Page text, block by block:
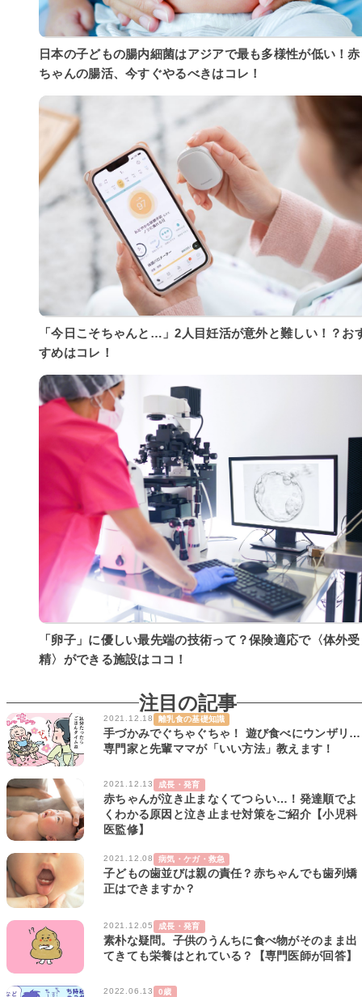
日本の子どもの腸内細菌はアジアで最も多様性が低い！赤
ちゃんの腸活、今すぐやるべきはコレ！
「今日こそちゃんと…」2人目妊活が意外と難しい！？お
すめはコレ！
「卵子」に優しい最先端の技術って？保険適応で〈体外受
精〉ができる施設はココ！
注目の記事
2021.12.18 離乳食の基礎知識
手づかみでぐちゃぐちゃ！ 遊び食べにウンザリ…
専門家と先輩ママが「いい方法」教えます！
2021.12.13 成長・発育
赤ちゃんが泣き止まなくてつらい…！発達順でよ
くわかる原因と泣き止ませ対策をご紹介【小児科
医監修】
2021.12.08 病気・ケガ・救急
子どもの歯並びは親の責任？赤ちゃんでも歯列矯
正はできますか？
2021.12.05 成長・発育
素朴な疑問。子供のうんちに食べ物がそのまま出
てきても栄養はとれている？【専門医師が回答】
2022.06.13 0歳